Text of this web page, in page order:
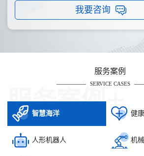
我要咨询
服务案例
SERVICE CASES
服务案例+
智慧海洋 健
人形机器人 机